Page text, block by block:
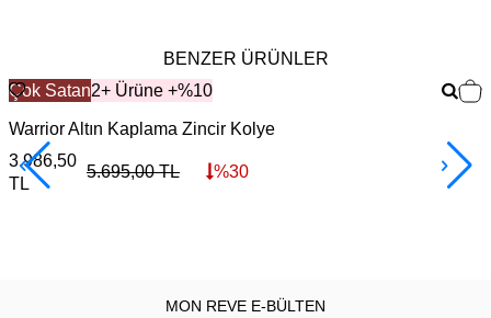
BENZER ÜRÜNLER
Çok Satan2+ Ürüne +%10
Warrior Altın Kaplama Zincir Kolye
3.986,50
TL
5.695,00TL %30
MON REVE E-BÜLTEN